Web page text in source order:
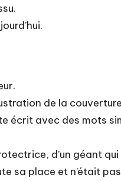
de la
écrit avec des mots
d’un géant
sa place et n’était